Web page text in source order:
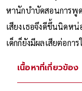
หานักบำบัดสอนการพู
เสียงเธอจึงดีขึ้นนิดห
เด็กก็ยังมีผลเสียต่อกา
เนื้อหาที่เกี่ยวข้อง